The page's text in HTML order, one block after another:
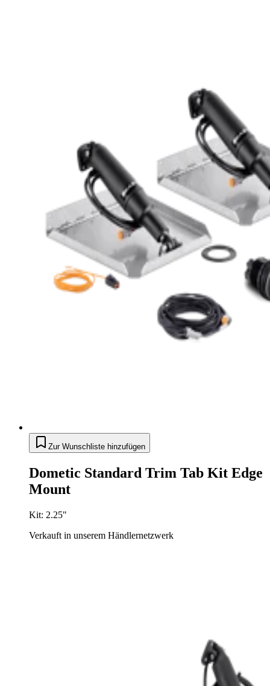
Zur Wunschliste hinzufügen
Dometic Standard Trim Tab Kit Edge
Mount
Kit: 2.25"
Verkauft in unserem Händlernetzwerk